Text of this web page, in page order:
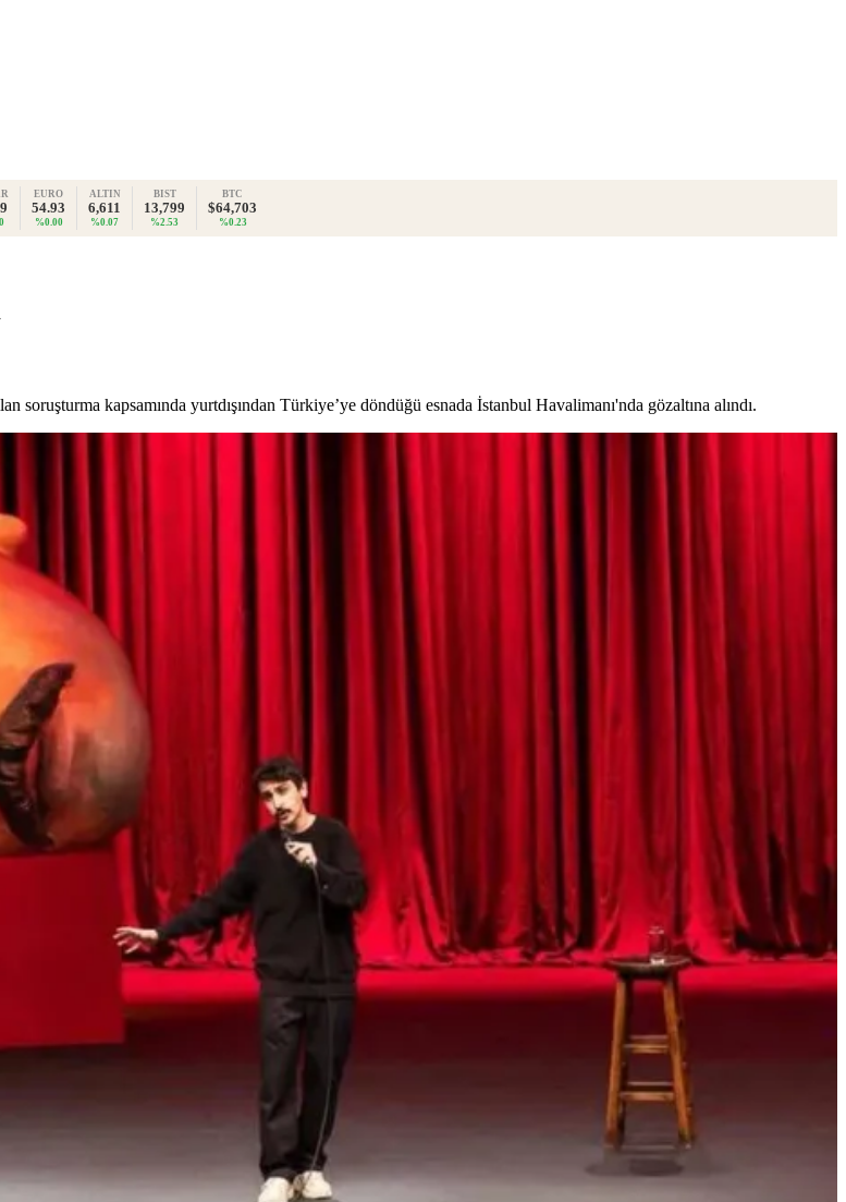
EURO
54.93
%0.00
ALTIN
6,611
%0.07
BIST
13,799
%2.53
BTC
$64,703
%0.23
kapsamında yurtdışından Türkiye’ye döndüğü esnada İstanbul Havalimanı'nda gözaltına alındı.